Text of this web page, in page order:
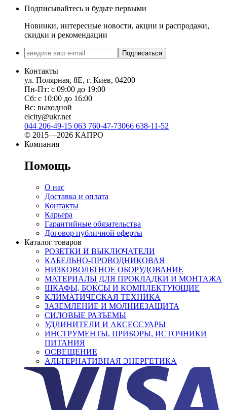
Подписывайтесь и будьте первыми
Новинки, интересные новости, акции и распродажи,
скидки и рекомендации
Подписаться
Контакты
ул. Полярная, 8Е, г. Киев, 04200
Пн-Пт: с 09:00 до 19:00
Сб: с 10:00 до 16:00
Вс: выходной
elcity@ukr.net
044 206-49-15 063 760-47-73066 638-11-52
© 2015—2026 КАПРО
Компания
Помощь
О нас
Доставка и оплата
Контакты
Карьера
Гарантийные обязательства
Договор публичной оферты
Каталог товаров
РОЗЕТКИ И ВЫКЛЮЧАТЕЛИ
КАБЕЛЬНО-ПРОВОДНИКОВАЯ
НИЗКОВОЛЬТНОЕ ОБОРУДОВАНИЕ
МАТЕРИАЛЫ ДЛЯ ПРОКЛАДКИ И МОНТАЖА
ШКАФЫ, БОКСЫ И КОМПЛЕКТУЮЩИЕ
КЛИМАТИЧЕСКАЯ ТЕХНИКА
ЗАЗЕМЛЕНИЕ И МОЛНИЕЗАЩИТА
СИЛОВЫЕ РАЗЪЕМЫ
УДЛИНИТЕЛИ И АКСЕССУАРЫ
ИНСТРУМЕНТЫ, ПРИБОРЫ, ИСТОЧНИКИ
ПИТАНИЯ
ОСВЕЩЕНИЕ
АЛЬТЕРНАТИВНАЯ ЭНЕРГЕТИКА